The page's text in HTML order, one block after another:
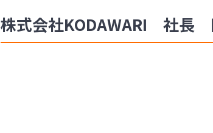
株式会社KODAWARI 社長